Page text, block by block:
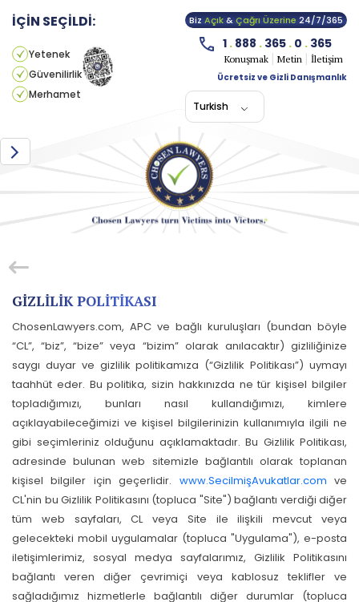
İÇİN SEÇİLDİ:
Yetenek
Güvenilirlik
Merhamet
BizAçık&Çağrı Üzerine24/7/365
1 . 888 . 365 . 0 . 365
Konuşmak Metin
İletişim
Ücretsiz ve Gizli Danışmanlık
Turkish
GIZLILIK POLITIKASI
ChosenLawyers.com, APC ve bağlı kuruluşları (bundan böyle
“CL”, “biz”, “bize” veya “bizim” olarak anılacaktır) gizliliğinize
saygı duyar ve gizlilik politikamıza (“Gizlilik Politikası”) uymayı
taahhüt eder. Bu politika, sizin hakkınızda ne tür kişisel bilgiler
topladığımızı, bunları nasıl kullandığımızı, kimlere
açıklayabileceğimizi ve kişisel bilgilerinizin kullanımıyla ilgili ne
gibi seçimleriniz olduğunu açıklamaktadır. Bu Gizlilik Politikası,
adresinde bulunan web sitemizle bağlantılı olarak toplanan
kişisel bilgiler için geçerlidir. www.SecilmişAvukatlar.com ve
CL'nin bu Gizlilik Politikasını (topluca "Site") bağlantı verdiği diğer
tüm web sayfaları, CL veya Site ile ilişkili mevcut veya
gelecekteki mobil uygulamalar (topluca "Uygulama"), e-posta
iletişimlerimiz, sosyal medya sayfalarımız, Gizlilik Politikasını
bağlantı veren diğer çevrimiçi veya kablosuz teklifler ve
sağladığımız hizmetlerle bağlantılı diğer durumlar (topluca